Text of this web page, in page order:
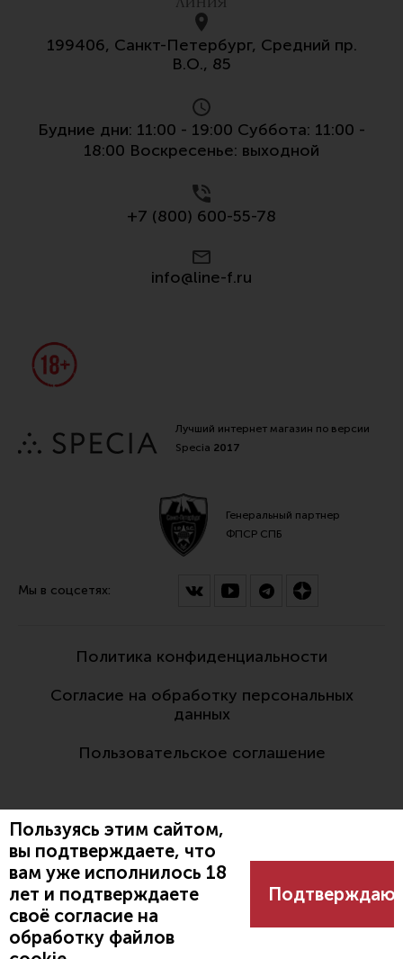
Пользуясь этим сайтом,
вы подтверждаете, что
вам уже исполнилось 18
лет и подтверждаете
своё согласие на
обработку файлов
Подтверждаю
199406, Санкт-Петербург, Средний пр.
В.О., 85
Будние дни: 11:00 - 19:00 Суббота: 11:00 -
18:00 Воскресенье: выходной
+7 (800) 600-55-78
info@line-f.ru
Лучший интернет магазин по версии
Specia 2017
Генеральный партнер
ФПСР СПБ
Мы в соцсетях:
Политика конфиденциальности
Согласие на обработку персональных
данных
Пользовательское соглашение
Разработано: